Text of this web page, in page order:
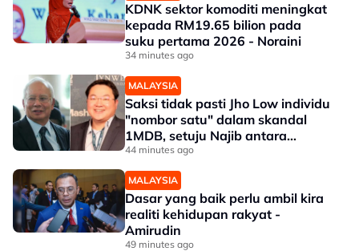
KDNK sektor komoditi meningkat
kepada RM19.65 bilion pada
suku pertama 2026 - Noraini
34 minutes ago
MALAYSIA
Saksi tidak pasti Jho Low individu
"nombor satu" dalam skandal
1MDB, setuju Najib antara
penerima dana
44 minutes ago
MALAYSIA
Dasar yang baik perlu ambil kira
realiti kehidupan rakyat -
Amirudin
49 minutes ago